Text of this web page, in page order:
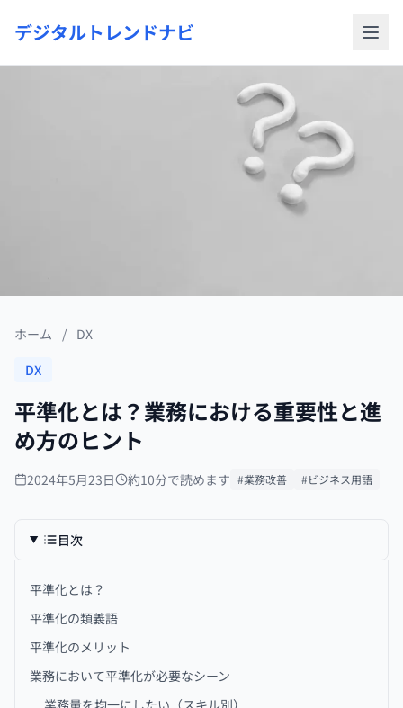
デジタルトレンドナビ
ホーム / DX
DX
平準化とは？業務における重要性と進
め方のヒント
2024年5月23日 約10分で読めます #業務改善 #ビジネス用語
目次
平準化とは？
平準化の類義語
平準化のメリット
業務において平準化が必要なシーン
業務量を均一にしたい（スキル別）